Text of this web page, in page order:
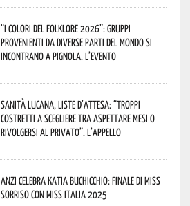
“I Colori del Folklore 2026”: gruppi
provenienti da diverse parti del mondo si
incontrano a Pignola. L’evento
Sanità lucana, liste d’attesa: “Troppi
costretti a scegliere tra aspettare mesi o
rivolgersi al privato”. L’appello
Anzi celebra Katia Buchicchio: finale di Miss
Sorriso con Miss Italia 2025